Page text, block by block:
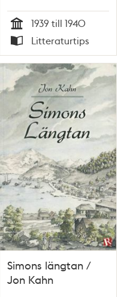
Tid
1939 till 1940
Typ
Litteraturtips
Simons längtan /
Jon Kahn